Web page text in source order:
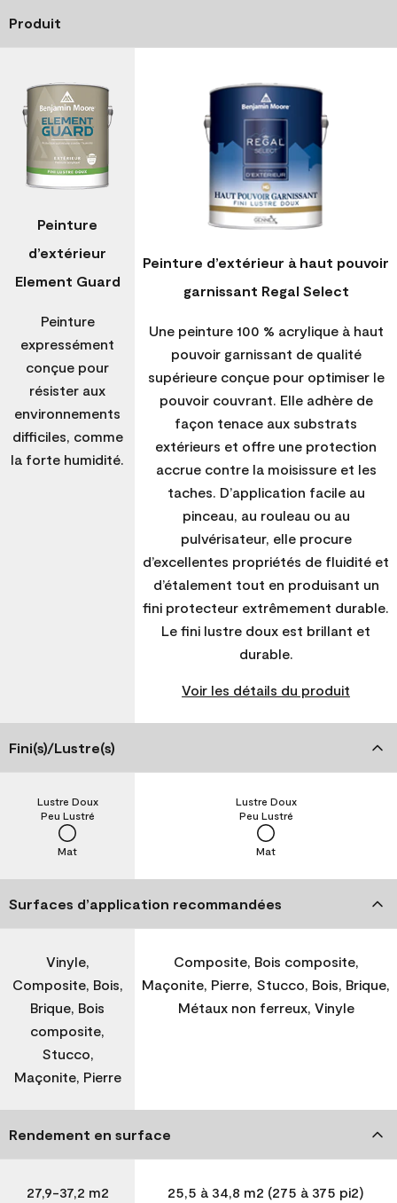
Produit
Peinture
d’extérieur
Element Guard
Peinture
expressément
conçue pour
résister aux
environnements
difficiles, comme
la forte humidité.
Peinture d’extérieur à haut pouvoir
garnissant Regal Select
Une peinture 100 % acrylique à haut
pouvoir garnissant de qualité
supérieure conçue pour optimiser le
pouvoir couvrant. Elle adhère de
façon tenace aux substrats
extérieurs et offre une protection
accrue contre la moisissure et les
taches. D’application facile au
pinceau, au rouleau ou au
pulvérisateur, elle procure
d’excellentes propriétés de fluidité et
d’étalement tout en produisant un
fini protecteur extrêmement durable.
Le fini lustre doux est brillant et
durable.
Voir les détails du produit
Fini(s)/Lustre(s)
Mat
Peu Lustré
Lustre Doux
Mat
Peu Lustré
Lustre Doux
Surfaces d’application recommandées
Vinyle,
Composite, Bois,
Brique, Bois
composite,
Stucco,
Maçonite, Pierre
Composite, Bois composite,
Maçonite, Pierre, Stucco, Bois, Brique,
Métaux non ferreux, Vinyle
Rendement en surface
27,9-37,2 m2
25,5 à 34,8 m2 (275 à 375 pi2)